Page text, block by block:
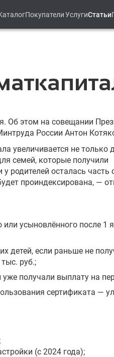
ПокупателиУслугиСтатьи
Об этом на совещании
России Антон
увеличивается не только
семей, которые получили
родителей осталась часть
проиндексирована, —
усыновлённого после 1
детей, если раньше не
руб.;
получали выплату на
сертификата —
(с 2024 года);